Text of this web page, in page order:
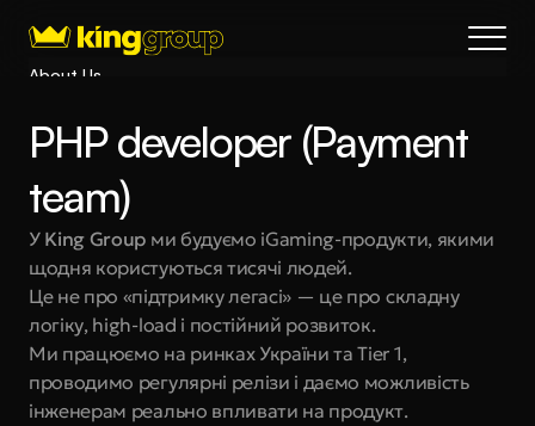
About Us
Services
Coming Soon
King Interns
Legal
404
Book a call
PHP developer (Payment
team)
У King Group ми будуємо iGaming-продукти, якими
щодня користуються тисячі людей.
Це не про «підтримку легасі» — це про складну
логіку, high-load і постійний розвиток.
Ми працюємо на ринках України та Tier 1,
проводимо регулярні релізи і даємо можливість
інженерам реально впливати на продукт.